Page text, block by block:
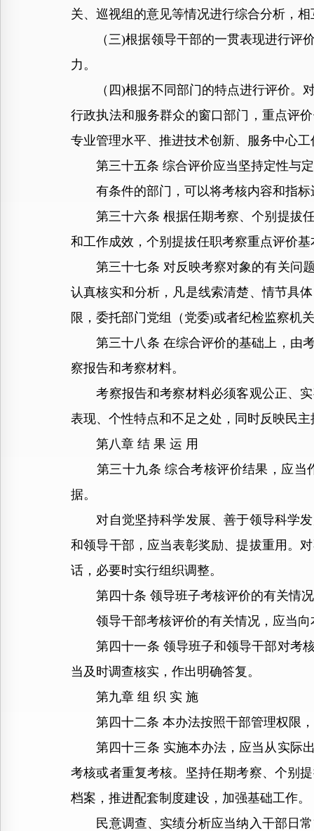
关、巡视组的意见等情况进行综合分析，
（三)根据领导干部的一贯表现进行评价
力。
（四)根据不同部门的特点进行评价。对
行政执法和服务群众的窗口部门，重点评
专业管理水平、推进技术创新、服务中心
第三十五条 综合评价应当坚持定性与定
有条件的部门，可以将考核内容和指标
第三十六条 根据任期考察、个别提拔任
和工作成效，个别提拔任职考察重点评价
第三十七条 对反映考察对象的有关问题
认真核实和分析，凡是线索清楚、情节具
限，委托部门党组（党委)或者纪检监察机
第三十八条 在综合评价的基础上，由考
察报告和考察材料。
考察报告和考察材料必须客观公正、实
表现、个性特点和不足之处，同时反映民
第八章 结 果 运 用
第三十九条 综合考核评价结果，应当
据。
对自觉坚持科学发展、善于领导科学发
和领导干部，应当表彰奖励、提拔重用。
话，必要时实行组织调整。
第四十条 领导班子考核评价的有关情况
领导干部考核评价的有关情况，应当向
第四十一条 领导班子和领导干部对考核
当及时调查核实，作出明确答复。
第九章 组 织 实 施
第四十二条 本办法按照干部管理权限，
第四十三条 实施本办法，应当从实际出
考核或者重复考核。坚持任期考察、个别
档案，推进配套制度建设，加强基础工作。
民意调查、实绩分析应当纳入干部日常